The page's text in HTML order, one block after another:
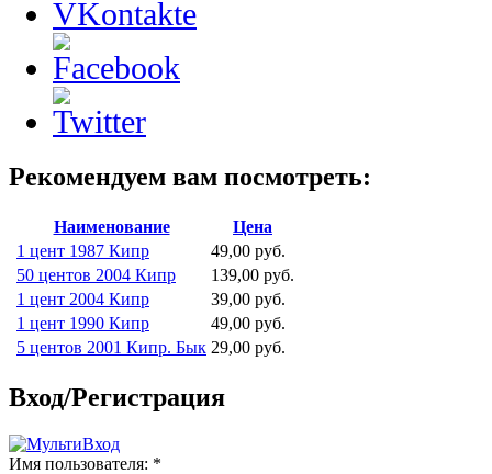
Рекомендуем вам посмотреть:
Наименование
Цена
1 цент 1987 Кипр
49,00 руб.
50 центов 2004 Кипр
139,00 руб.
1 цент 2004 Кипр
39,00 руб.
1 цент 1990 Кипр
49,00 руб.
5 центов 2001 Кипр. Бык 29,00 руб.
Вход/Регистрация
Имя пользователя: *